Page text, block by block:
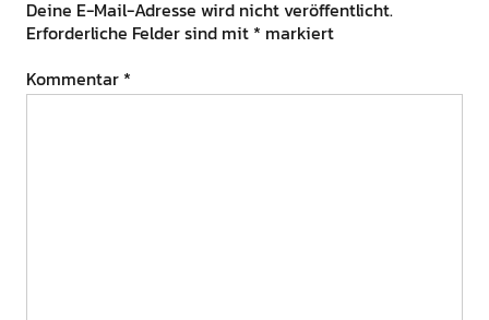
Deine E-Mail-Adresse wird nicht veröffentlicht.
Erforderliche Felder sind mit * markiert
Kommentar *